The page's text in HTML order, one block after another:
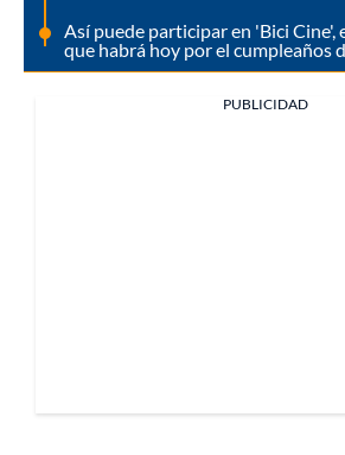
Así puede participar en 'Bici
que habrá hoy por el cumpleaños
PUBLICIDAD